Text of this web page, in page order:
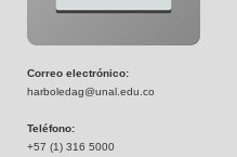
Correo electrónico:
harboledag@unal.edu.co
Teléfono:
+57 (1) 316 5000